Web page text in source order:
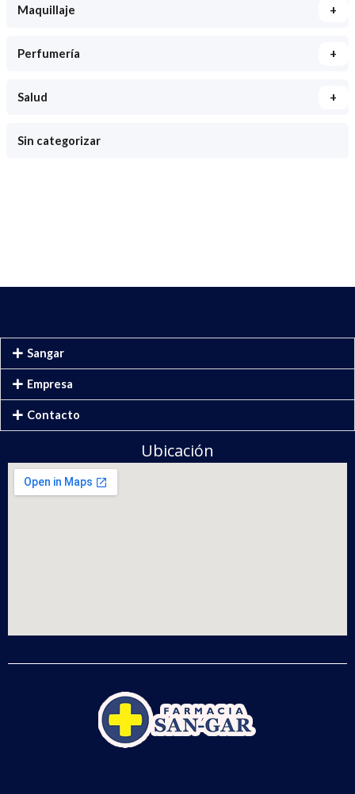
Maquillaje +
Perfumería +
Salud +
Sin categorizar
Sangar
Empresa
Contacto
Ubicación